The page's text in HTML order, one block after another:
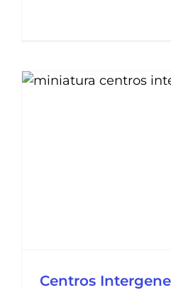
Centros